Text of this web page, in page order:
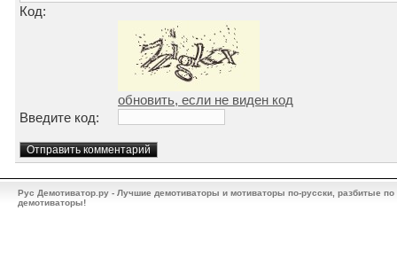
Код:
обновить, если не виден код
Введите код:
Рус Демотиватор.ру - Лучшие демотиваторы и мотиваторы по-русски, разбитые
демотиваторы!